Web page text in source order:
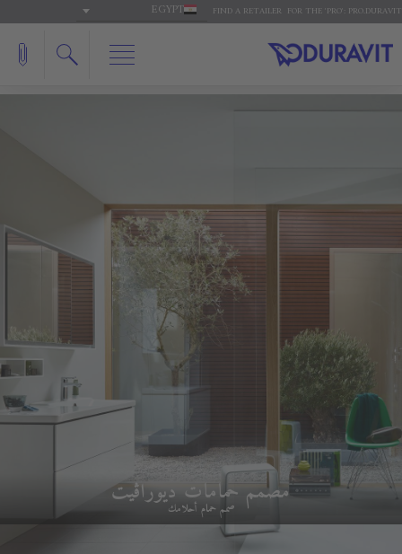
FOR THE 'PRO': PRO.DURAVIT
FIND A RETAILER
EGYPT
مصمم حمامات ديوراڨيت
صمم حمام أحلامك